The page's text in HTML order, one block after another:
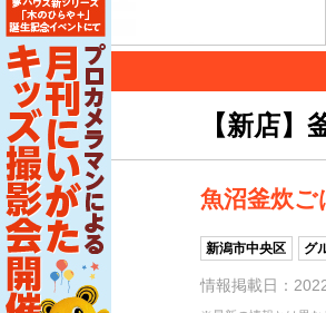
【新店
魚沼釜炊
新潟市中央区 グ
情報掲載日：